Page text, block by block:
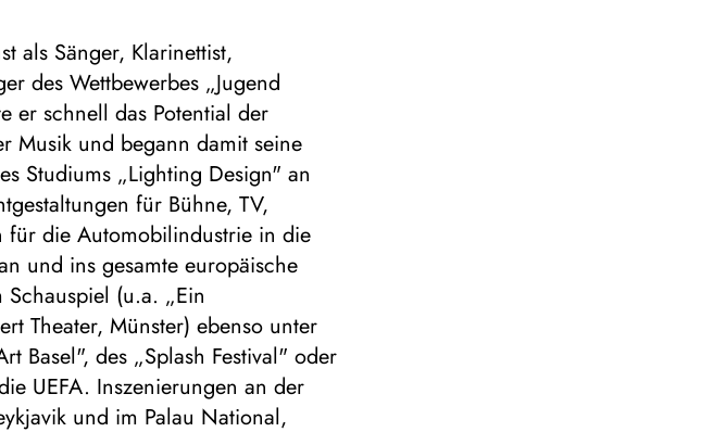
als Sänger, Klarinettist,
des Wettbewerbes „Jugend
er schnell das Potential der
Musik und begann damit seine
Studiums „Lighting Design" an
für Bühne, TV,
für die Automobilindustrie in die
und ins gesamte europäische
(u.a. „Ein
Theater, Münster) ebenso unter
Basel", des „Splash Festival" oder
UEFA. Inszenierungen an der
und im Palau National,